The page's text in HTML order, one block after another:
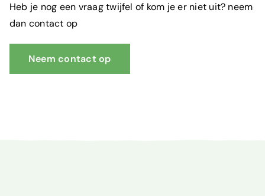
Heb je nog een vraag twijfel of kom je er niet uit? neem
dan contact op
Neem contact op